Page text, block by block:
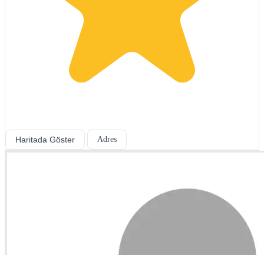
Haritada Göster Adres